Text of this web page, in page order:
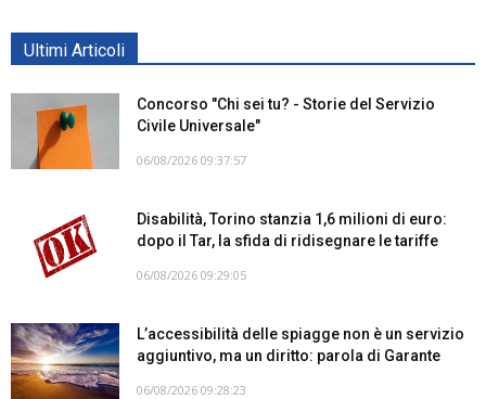
Ultimi Articoli
Concorso "Chi sei tu? - Storie del Servizio
Civile Universale"
06/08/2026 09:37:57
Disabilità, Torino stanzia 1,6 milioni di euro:
dopo il Tar, la sfida di ridisegnare le tariffe
06/08/2026 09:29:05
L’accessibilità delle spiagge non è un servizio
aggiuntivo, ma un diritto: parola di Garante
06/08/2026 09:28:23